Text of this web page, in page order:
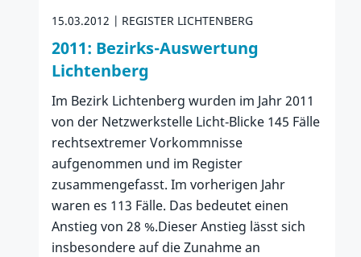
15.03.2012 REGISTER LICHTENBERG
2011: Bezirks-Auswertung
Lichtenberg
Im Bezirk Lichtenberg wurden im Jahr 2011
von der Netzwerkstelle Licht‐Blicke 145 Fälle
rechtsextremer Vorkommnisse
aufgenommen und im Register
zusammengefasst. Im vorherigen Jahr
waren es 113 Fälle. Das bedeutet einen
Anstieg von 28 %.Dieser Anstieg lässt sich
insbesondere auf die Zunahme an